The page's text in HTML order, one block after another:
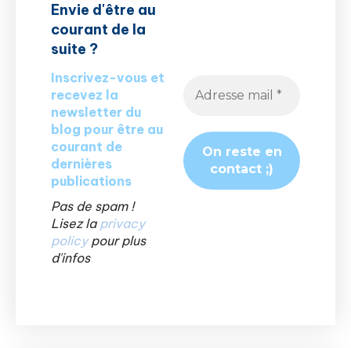
Envie d'être au
courant de la
suite ?
Inscrivez-vous et
recevez la
newsletter du
blog pour être au
courant de
dernières
publications
Pas de spam !
Lisez la privacy
policypour plus
d'infos